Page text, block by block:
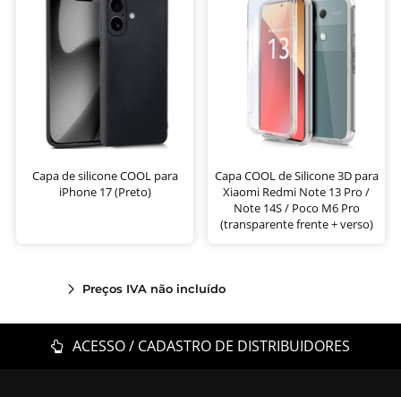
Capa de silicone COOL para
iPhone 17 (Preto)
Capa COOL de Silicone 3D para
Xiaomi Redmi Note 13 Pro /
Note 14S / Poco M6 Pro
(transparente frente + verso)
Preços IVA não incluído
ACESSO / CADASTRO DE DISTRIBUIDORES